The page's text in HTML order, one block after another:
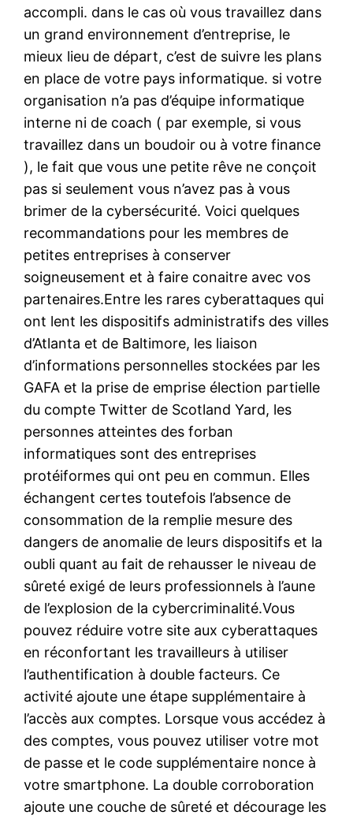
accompli. dans le cas où vous travaillez dans
un grand environnement d’entreprise, le
mieux lieu de départ, c’est de suivre les plans
en place de votre pays informatique. si votre
organisation n’a pas d’équipe informatique
interne ni de coach ( par exemple, si vous
travaillez dans un boudoir ou à votre finance
), le fait que vous une petite rêve ne conçoit
pas si seulement vous n’avez pas à vous
brimer de la cybersécurité. Voici quelques
recommandations pour les membres de
petites entreprises à conserver
soigneusement et à faire conaitre avec vos
partenaires.Entre les rares cyberattaques qui
ont lent les dispositifs administratifs des villes
d’Atlanta et de Baltimore, les liaison
d’informations personnelles stockées par les
GAFA et la prise de emprise élection partielle
du compte Twitter de Scotland Yard, les
personnes atteintes des forban
informatiques sont des entreprises
protéiformes qui ont peu en commun. Elles
échangent certes toutefois l’absence de
consommation de la remplie mesure des
dangers de anomalie de leurs dispositifs et la
oubli quant au fait de rehausser le niveau de
sûreté exigé de leurs professionnels à l’aune
de l’explosion de la cybercriminalité.Vous
pouvez réduire votre site aux cyberattaques
en réconfortant les travailleurs à utiliser
l’authentification à double facteurs. Ce
activité ajoute une étape supplémentaire à
l’accès aux comptes. Lorsque vous accédez à
des comptes, vous pouvez utiliser votre mot
de passe et le code supplémentaire nonce à
votre smartphone. La double corroboration
ajoute une couche de sûreté et décourage les